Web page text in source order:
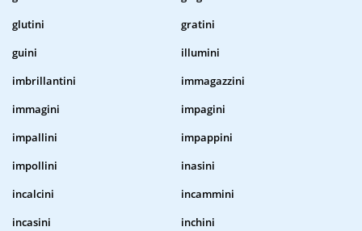
glutini
gratini
guini
illumini
imbrillantini
immagazzini
immagini
impagini
impallini
impappini
impollini
inasini
incalcini
incammini
incasini
inchini